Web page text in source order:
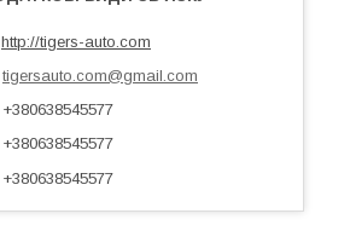
http://tigers-auto.com
tigersauto.com@gmail.com
+380638545577
+380638545577
+380638545577